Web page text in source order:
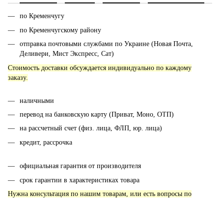
по Кременчугу
по Кременчугскому району
отправка почтовыми службами по Украине (Новая Почта,
Деливери, Мист Экспресс, Сат)
Стоимость доставки обсуждается индивидуально по каждому
заказу.
наличными
перевод на банковскую карту (Приват, Моно, ОТП)
на рассчетный счет (физ. лица, ФЛП, юр. лица)
кредит, рассрочка
официальная гарантия от производителя
срок гарантии в характеристиках товара
Нужна консультация по нашим товарам, или есть вопросы по